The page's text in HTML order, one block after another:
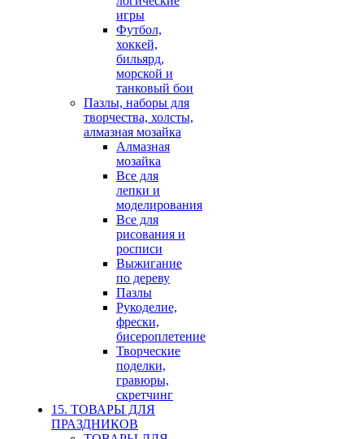
игры
Футбол,
хоккей,
бильярд,
морской и
танковый бои
Пазлы, наборы для
творчества, холсты,
алмазная мозайка
Алмазная
мозайка
Все для
лепки и
моделирования
Все для
рисования и
росписи
Выжигание
по дереву
Пазлы
Рукоделие,
фрески,
бисероплетение
Творческие
поделки,
гравюры,
скретчинг
15. ТОВАРЫ ДЛЯ
ПРАЗДНИКОВ